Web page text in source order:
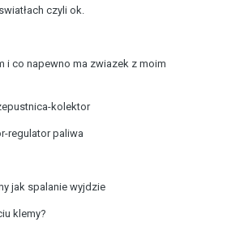
czyli ok.
i co napewno ma zwiazek z moim
kolektor
regulator paliwa
jak spalanie wyjdzie
klemy?